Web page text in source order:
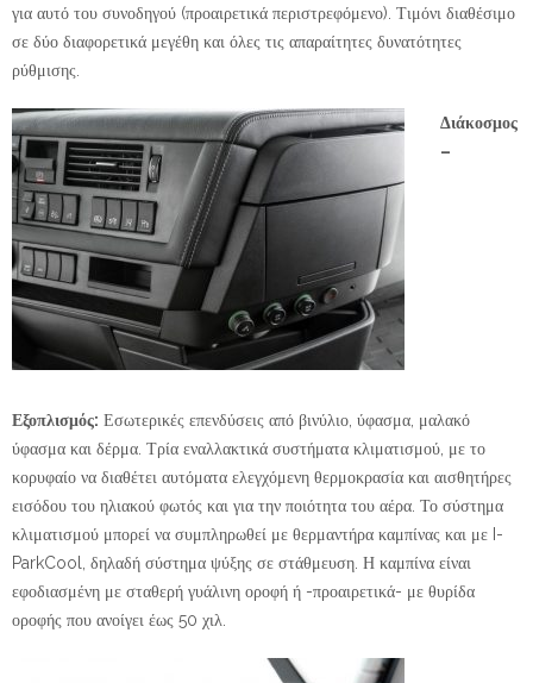
για αυτό του συνοδηγού (προαιρετικά περιστρεφόμενο). Τιμόνι διαθέσιμο
σε δύο διαφορετικά μεγέθη και όλες τις απαραίτητες δυνατότητες
ρύθμισης.
Διάκοσμος
–
Εξοπλισμός: Εσωτερικές επενδύσεις από βινύλιο, ύφασμα, μαλακό
ύφασμα και δέρμα. Τρία εναλλακτικά συστήματα κλιματισμού, με το
κορυφαίο να διαθέτει αυτόματα ελεγχόμενη θερμοκρασία και αισθητήρες
εισόδου του ηλιακού φωτός και για την ποιότητα του αέρα. Το σύστημα
κλιματισμού μπορεί να συμπληρωθεί με θερμαντήρα καμπίνας και με I-
ParkCool, δηλαδή σύστημα ψύξης σε στάθμευση. Η καμπίνα είναι
εφοδιασμένη με σταθερή γυάλινη οροφή ή -προαιρετικά- με θυρίδα
οροφής που ανοίγει έως 50 χιλ.